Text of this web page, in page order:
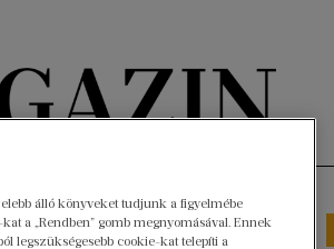
könyvei HÍREK Libri Portré
álló könyveket tudjunk a figyelmébe
a „Rendben” gomb megnyomásával. Ennek
legszükségesebb cookie-kat telepíti a